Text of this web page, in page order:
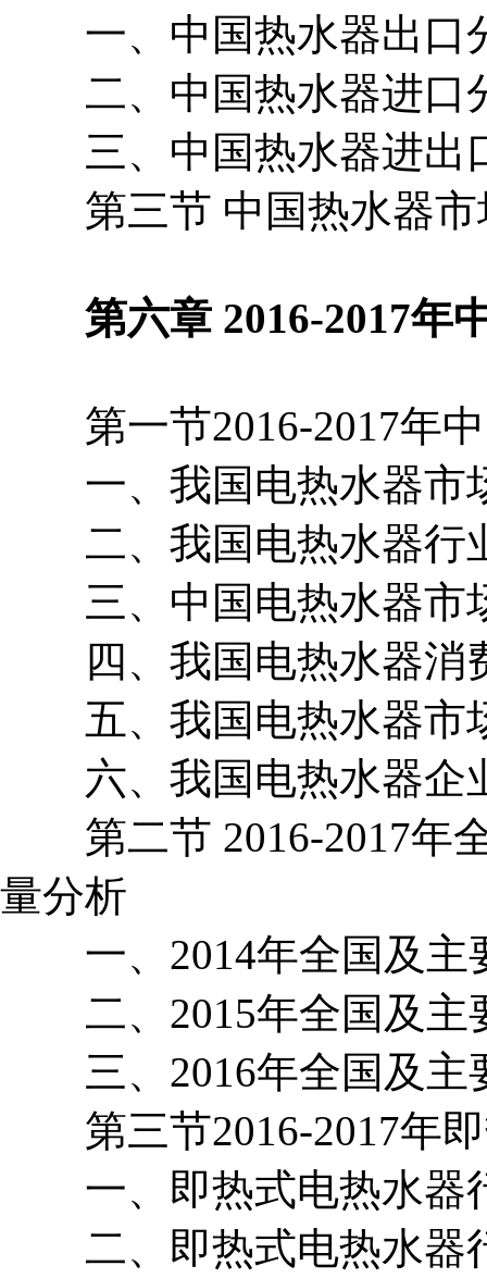
一、中国热水器出口
二、中国热水器进口
三、中国热水器进出
第三节 中国热水器市
第六章 2016-2017年
第一节2016-2017年中
一、我国电热水器市
二、我国电热水器行
三、中国电热水器市
四、我国电热水器消
五、我国电热水器市
六、我国电热水器企
第二节 2016-2017年
量分析
一、2014年全国及主
二、2015年全国及主
三、2016年全国及主
第三节2016-2017年即
一、即热式电热水器
二、即热式电热水器